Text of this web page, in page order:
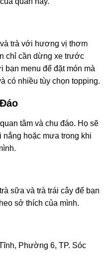
trà với hương vị thơm
chỉ cần dừng xe trước
bạn menu để đặt món mà
có nhiều tùy chọn topping.
tâm và chu đáo. Họ sẽ
nắng hoặc mưa trong khi
sữa và trà trái cây để bạn
sở thích của mình.
Phường 6, TP. Sóc